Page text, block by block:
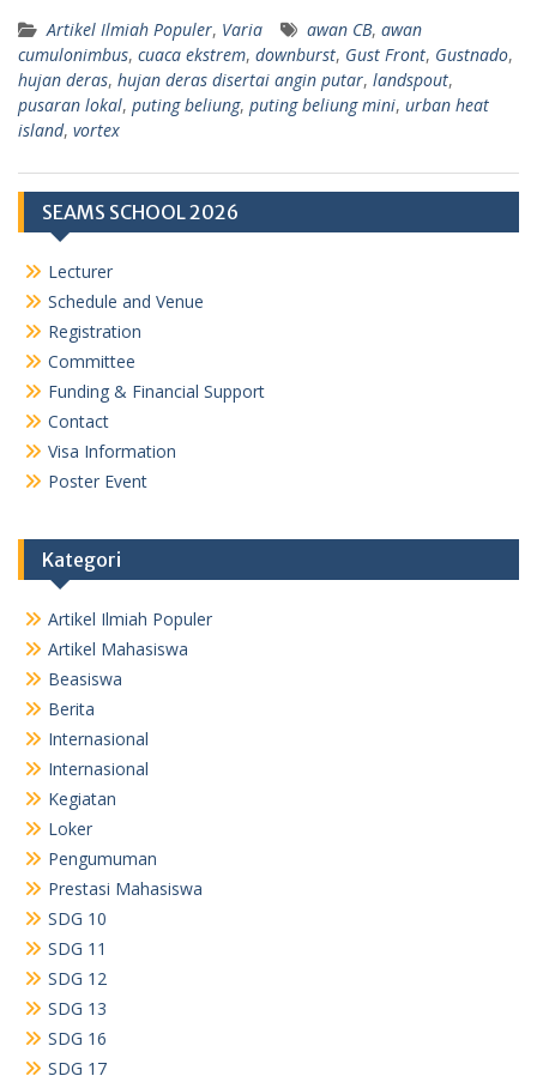
Artikel Ilmiah Populer, Varia awan CB, awan
cumulonimbus, cuaca ekstrem, downburst, Gust Front, Gustnado,
hujan deras, hujan deras disertai angin putar, landspout,
pusaran lokal, puting beliung, puting beliung mini, urban heat
island, vortex
SEAMS SCHOOL 2026
Lecturer
Schedule and Venue
Registration
Committee
Funding & Financial Support
Contact
Visa Information
Poster Event
Kategori
Artikel Ilmiah Populer
Artikel Mahasiswa
Beasiswa
Berita
Internasional
Internasional
Kegiatan
Loker
Pengumuman
Prestasi Mahasiswa
SDG 10
SDG 11
SDG 12
SDG 13
SDG 16
SDG 17